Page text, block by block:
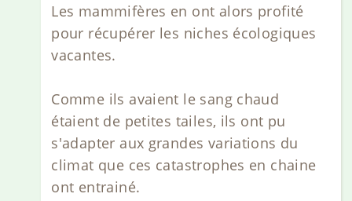
Les mammifères en ont alors profité
pour récupérer les niches écologiques
vacantes.
Comme ils avaient le sang chaud
étaient de petites tailes, ils ont pu
s'adapter aux grandes variations du
climat que ces catastrophes en chaine
ont entrainé.